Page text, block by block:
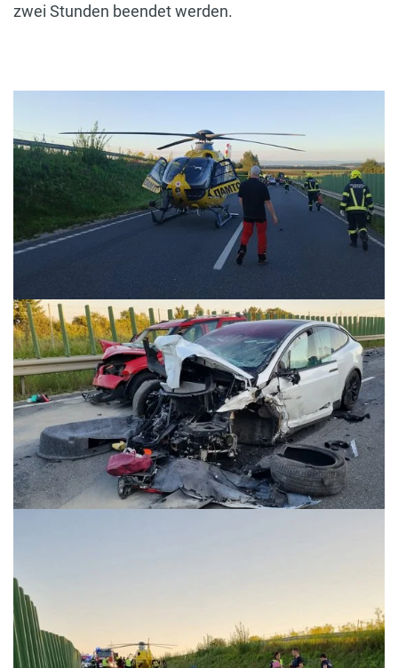
zwei Stunden beendet werden.